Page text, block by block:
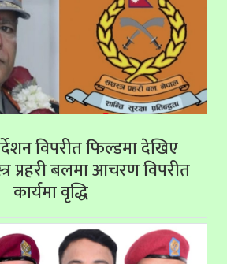
विपरीत फिल्डमा देखिए
प्रहरी बलमा आचरण विपरीत
कार्यमा वृद्धि